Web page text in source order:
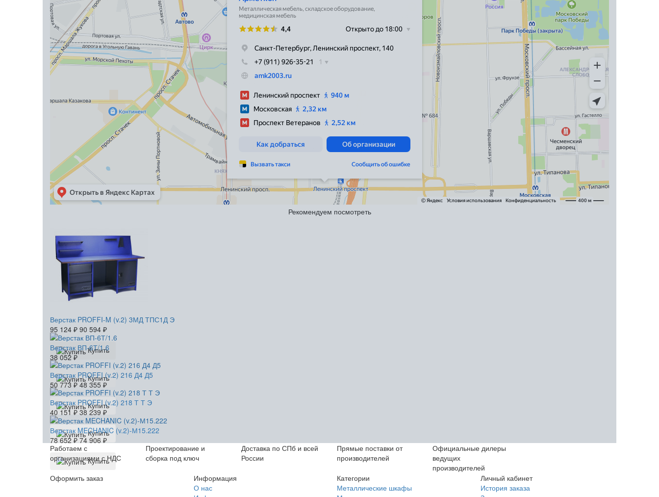
Рекомендуем посмотреть
Верстак PROFFI-M (v.2) 3МД ТПС1Д Э
95 124 ₽ 90 594 ₽
Купить
Верстак ВП-6Т/1.6
38 052₽
Купить
Верстак PROFFI (v.2) 216 Д4 Д5
50 773₽ 48 355 ₽
Купить
Верстак PROFFI (v.2) 218 Т Т Э
40 151₽ 38 239 ₽
Купить
Верстак MECHANIC (v.2)-М15.222
78 652₽ 74 906 ₽
Купить
Работаем с
организациями с НДС
Проектирование и
сборка под ключ
Доставка по СПб и всей
России
Прямые поставки от
производителей
Официальные дилеры
ведущих
производителей
Оформить заказ
Информация
О нас
Категории
Металлические шкафы
Личный кабинет
История заказа